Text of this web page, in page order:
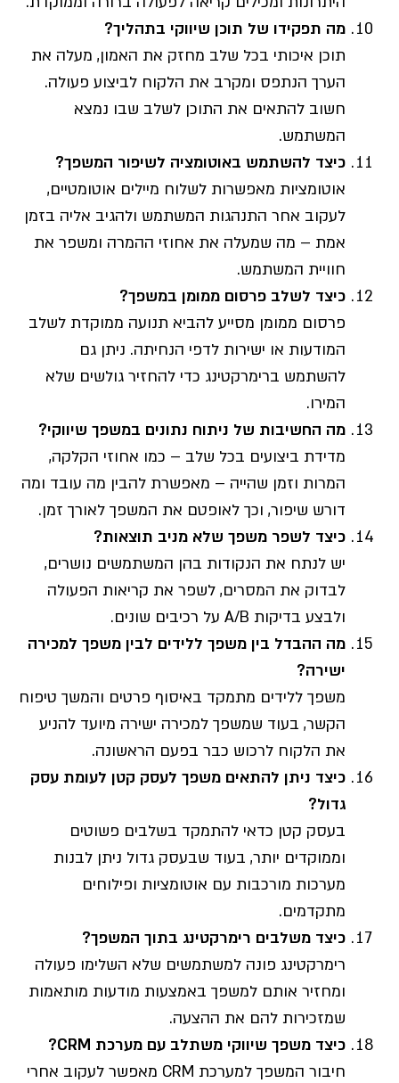
מה תפקידו של תוכן שיווקי בתהליך?
תוכן איכותי בכל שלב מחזק את האמון, מעלה את
הערך הנתפס ומקרב את הלקוח לביצוע פעולה.
חשוב להתאים את התוכן לשלב שבו נמצא
המשתמש.
כיצד להשתמש באוטומציה לשיפור המשפך?
אוטומציות מאפשרות לשלוח מיילים אוטומטיים,
לעקוב אחר התנהגות המשתמש ולהגיב אליה בזמן
אמת – מה שמעלה את אחוזי ההמרה ומשפר את
חוויית המשתמש.
כיצד לשלב פרסום ממומן במשפך?
פרסום ממומן מסייע להביא תנועה ממוקדת לשלב
המודעות או ישירות לדפי הנחיתה. ניתן גם
להשתמש ברימרקטינג כדי להחזיר גולשים שלא
המירו.
מה החשיבות של ניתוח נתונים במשפך שיווקי?
מדידת ביצועים בכל שלב – כמו אחוזי הקלקה,
המרות וזמן שהייה – מאפשרת להבין מה עובד ומה
דורש שיפור, וכך לאופטם את המשפך לאורך זמן.
כיצד לשפר משפך שלא מניב תוצאות?
יש לנתח את הנקודות בהן המשתמשים נושרים,
לבדוק את המסרים, לשפר את קריאות הפעולה
ולבצע בדיקות A/B על רכיבים שונים.
מה ההבדל בין משפך ללידים לבין משפך למכירה
ישירה?
משפך ללידים מתמקד באיסוף פרטים והמשך טיפוח
הקשר, בעוד שמשפך למכירה ישירה מיועד להניע
את הלקוח לרכוש כבר בפעם הראשונה.
כיצד ניתן להתאים משפך לעסק קטן לעומת עסק
גדול?
בעסק קטן כדאי להתמקד בשלבים פשוטים
וממוקדים יותר, בעוד שבעסק גדול ניתן לבנות
מערכות מורכבות עם אוטומציות ופילוחים
מתקדמים.
כיצד משלבים רימרקטינג בתוך המשפך?
רימרקטינג פונה למשתמשים שלא השלימו פעולה
ומחזיר אותם למשפך באמצעות מודעות מותאמות
שמזכירות להם את ההצעה.
כיצד משפך שיווקי משתלב עם מערכת
חיבור המשפך למערכת CRM מאפשר לעקוב אחרי